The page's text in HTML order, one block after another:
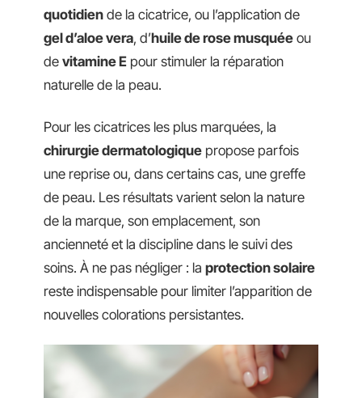
quotidien de la cicatrice, ou l’application de
gel d’aloe vera, d’huile de rose musquée ou
de vitamine E pour stimuler la réparation
naturelle de la peau.
Pour les cicatrices les plus marquées, la
chirurgie dermatologique propose parfois
une reprise ou, dans certains cas, une greffe
de peau. Les résultats varient selon la nature
de la marque, son emplacement, son
ancienneté et la discipline dans le suivi des
soins. À ne pas négliger : la protection solaire
reste indispensable pour limiter l’apparition de
nouvelles colorations persistantes.